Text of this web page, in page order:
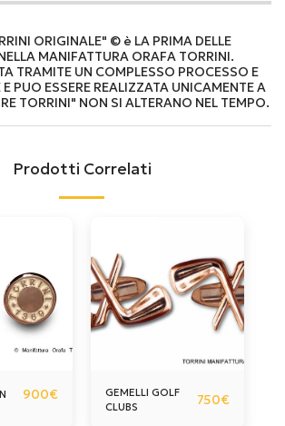
ORIGINALE" © è LA PRIMA DELLE
MANIFATTURA ORAFA TORRINI.
TRAMITE UN COMPLESSO PROCESSO E
PUO ESSERE REALIZZATA UNICAMENTE A
TORRINI" NON SI ALTERANO NEL TEMPO.
Prodotti Correlati
900€
GEMELLI GOLF
CLUBS
750€